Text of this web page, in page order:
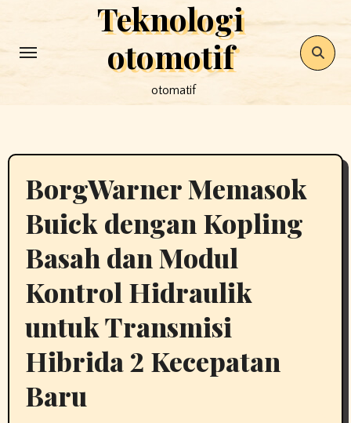
content
Teknologi
otomotif
otomatif
BorgWarner Memasok
Buick dengan Kopling
Basah dan Modul
Kontrol Hidraulik
untuk Transmisi
Hibrida 2 Kecepatan
Baru